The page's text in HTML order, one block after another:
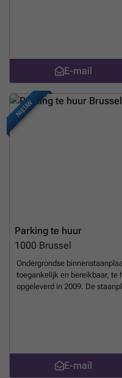
E-mail
NIEUW
Parking te huur
1000 Brussel
Ondergrondse
toegankelijk en bereikbaar, te
opgeleverd in 2009. De
E-mail